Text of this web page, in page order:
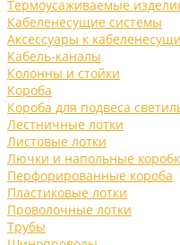
Термоусаживаемые
Кабеленесущие системы
Аксессуары к
Кабель-каналы
Колонны и стойки
Короба
Короба для подвеса
Лестничные лотки
Листовые лотки
Лючки и напольные
Перфорированные короба
Пластиковые лотки
Проволочные лотки
Трубы